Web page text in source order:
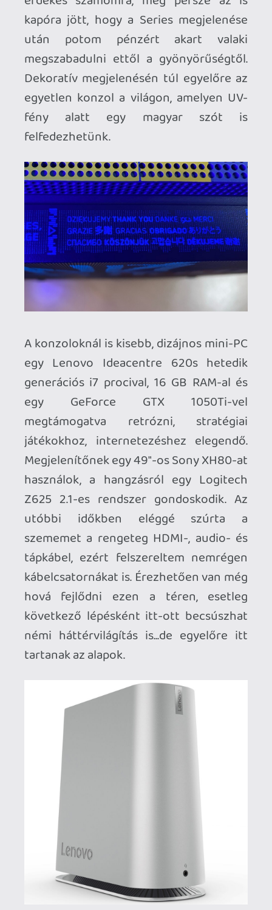
A legbüszkébb talán a Red Dead
Redemption gyűjteményemre vagyok, ha
egy mondatban szerepelne a "lakatlan
sziget" és "egyetlen játék" kifejezés, akkor
nem kellene sokáig gondolkodnom, örök
szerelmem, végzetes crush-om.
Az elmúlt két évben viszonylag nagyot
nőtt a Red Dead kollekció, no nem csak a
2010-es első epizód új generációs
portjának köszönhetően. Tavaly
Karácsonyra megérkezett a Kínai
Népköztársaságból mini-Arthur [Nem
Gyurcsány, hanem van der Linde
embere], akit nem hivatalos licenc
alapján, de meghökkentően magas
minőségben készített el a LimToys, attól
a naptól kezdve ő vigyáz a
gyűjteményemre, ha nem vagyok itthon.
A számos merchandise termékből is
bezsákoltam párat: az eredeti Zippo
öngyújtó, a fadobozos dominó-készlet
mellett már ott figyel az első részhez
kiadott kártyapakli is 2010-ből. Mivel
több mint három éve leszoktam a
dohányzásról, ezért úgy döntöttem, ha
sikerül Stan Lee-t szűk két hónappal
megelőznöm, akkor a 96.
születésnapomon a Red Dead-es
öngyújtóval fogom egyenként az összes
gyertyát meggyújtani 2077-ben (már ha
lesz akkor még benzin a bolygón).
Dekorációs elemként felhasználtam egy
pazar Colt Single Action Army (SAA vagy
M1873, ismertebb nevén Peacemaker)
replikát, amelyet az Amerikába
kivándorolt német gravírozóművész,
Cuno Helfricht keze munkája díszít. Majd
50 évig vezette Samuel Colt
manufaktúrájának gravírozó műhelyét, a